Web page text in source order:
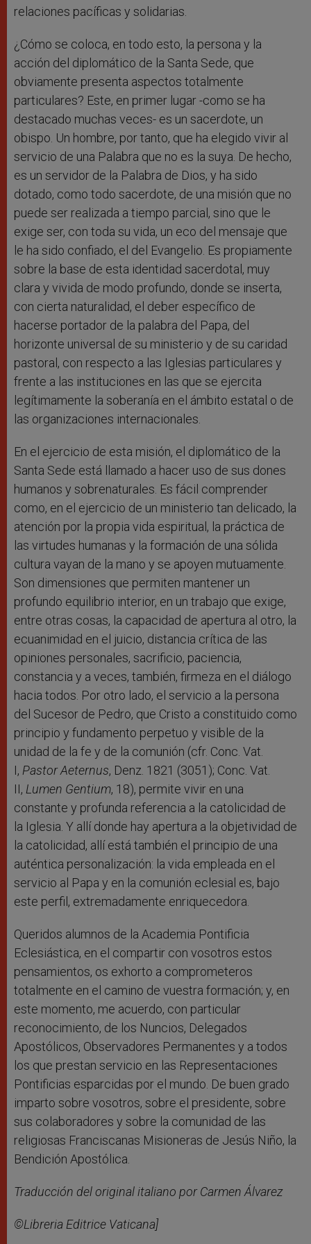
relaciones pacíficas y solidarias.
¿Cómo se coloca, en todo esto, la persona y la
acción del diplomático de la Santa Sede, que
obviamente presenta aspectos totalmente
particulares? Este, en primer lugar -como se ha
destacado muchas veces- es un sacerdote, un
obispo. Un hombre, por tanto, que ha elegido vivir al
servicio de una Palabra que no es la suya. De hecho,
es un servidor de la Palabra de Dios, y ha sido
dotado, como todo sacerdote, de una misión que no
puede ser realizada a tiempo parcial, sino que le
exige ser, con toda su vida, un eco del mensaje que
le ha sido confiado, el del Evangelio. Es propiamente
sobre la base de esta identidad sacerdotal, muy
clara y vivida de modo profundo, donde se inserta,
con cierta naturalidad, el deber específico de
hacerse portador de la palabra del Papa, del
horizonte universal de su ministerio y de su caridad
pastoral, con respecto a las Iglesias particulares y
frente a las instituciones en las que se ejercita
legítimamente la soberanía en el ámbito estatal o de
las organizaciones internacionales.
En el ejercicio de esta misión, el diplomático de la
Santa Sede está llamado a hacer uso de sus dones
humanos y sobrenaturales. Es fácil comprender
como, en el ejercicio de un ministerio tan delicado, la
atención por la propia vida espiritual, la práctica de
las virtudes humanas y la formación de una sólida
cultura vayan de la mano y se apoyen mutuamente.
Son dimensiones que permiten mantener un
profundo equilibrio interior, en un trabajo que exige,
entre otras cosas, la capacidad de apertura al otro, la
ecuanimidad en el juicio, distancia crítica de las
opiniones personales, sacrificio, paciencia,
constancia y a veces, también, firmeza en el diálogo
hacia todos. Por otro lado, el servicio a la persona
del Sucesor de Pedro, que Cristo a constituido como
principio y fundamento perpetuo y visible de la
unidad de la fe y de la comunión (cfr. Conc. Vat.
I, Pastor Aeternus, Denz. 1821 (3051); Conc. Vat.
II, Lumen Gentium, 18), permite vivir en una
constante y profunda referencia a la catolicidad de
la Iglesia. Y allí donde hay apertura a la objetividad de
la catolicidad, allí está también el principio de una
auténtica personalización: la vida empleada en el
servicio al Papa y en la comunión eclesial es, bajo
este perfil, extremadamente enriquecedora.
Queridos alumnos de la Academia Pontificia
Eclesiástica, en el compartir con vosotros estos
pensamientos, os exhorto a comprometeros
totalmente en el camino de vuestra formación; y, en
este momento, me acuerdo, con particular
reconocimiento, de los Nuncios, Delegados
Apostólicos, Observadores Permanentes y a todos
los que prestan servicio en las Representaciones
Pontificias esparcidas por el mundo. De buen grado
imparto sobre vosotros, sobre el presidente, sobre
sus colaboradores y sobre la comunidad de las
religiosas Franciscanas Misioneras de Jesús Niño, la
Bendición Apostólica.
Traducción del original italiano por CarmenÁlvarez
©Libreria Editrice Vaticana]